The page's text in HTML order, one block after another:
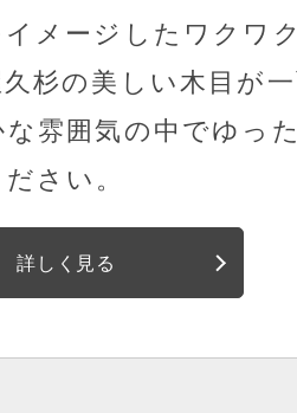
メージしたワクワ
杉の美しい木目が
な雰囲気の中でゆっ
さい。
詳しく見る